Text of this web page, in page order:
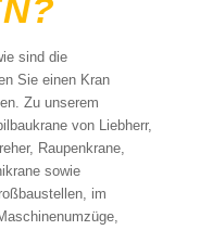
sind die
Sie einen Kran
Zu unserem
von Liebherr,
Raupenkrane,
sowie
im